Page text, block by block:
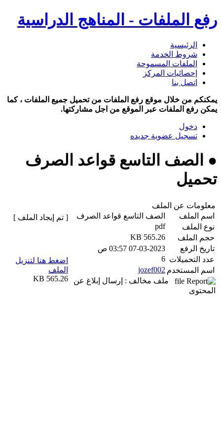
رفع الملفات - المناهج الدراسية
الرئيسية
شروط الخدمة
الملفات المسموحة
إحصائيات المركز
اتصل بنا
يمكنكم من خلال موقع رفع الملفات من تحميل جميع الملفات ، كما
يمكن رفع الملفات عبر الموقع من اجل مشاركتها.
دخول
تسجيل عضوية جديده
● الصف التاسع قواعد الصرف
تحميل
معلومات عن الملف
اسم الملف
الصف التاسع قواعد الصرف
نوع الملف
pdf
حجم الملف
565.26 KB
تاريخ الرفع
07-03-2023 03:57 ص
عدد التحميلات 6
اسم المستخدم jozef002
ملف مخالف : إرسال إبلاغ عن
المحتوى
[ تم إيجاد الملف ]
اضغط هنا لتنزيل
الملف
565.26 KB